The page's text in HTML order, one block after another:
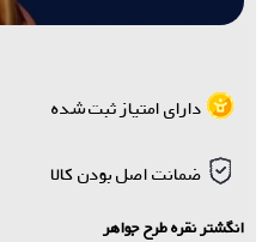
دارای امتیاز ثبت شده
ضمانت اصل بودن کالا
انگشتر نقره طرح جواهر